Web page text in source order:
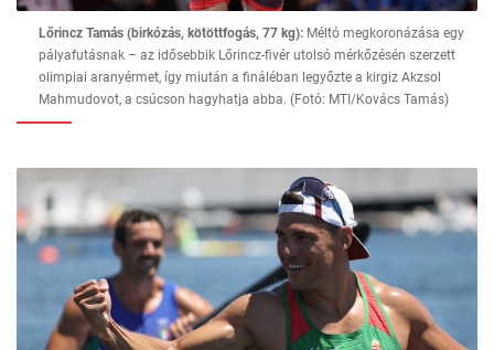
Lőrincz Tamás (birkózás, kötöttfogás, 77 kg): Méltó megkoronázása egy
pályafutásnak – az idősebbik Lőrincz-fivér utolsó mérkőzésén szerzett
olimpiai aranyérmet, így miután a fináléban legyőzte a kirgiz Akzsol
Mahmudovot, a csúcson hagyhatja abba. (Fotó: MTI/Kovács Tamás)